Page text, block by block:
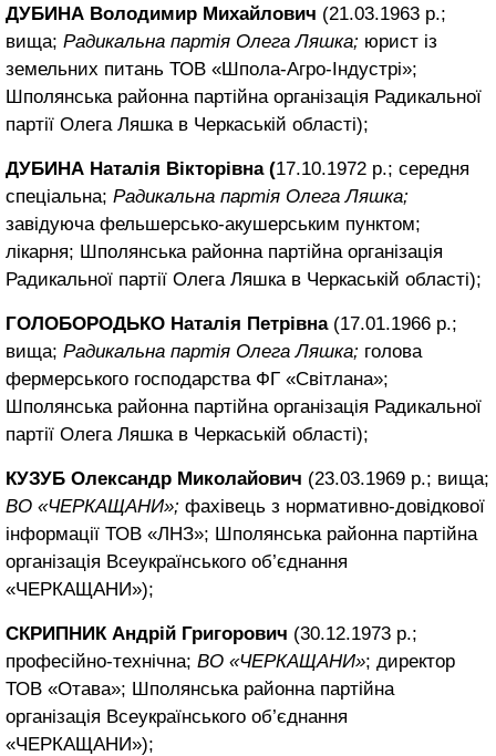
ДУБИНА Володимир Михайлович (21.03.1963 р.;
вища; Радикальна партія Олега Ляшка; юрист із
земельних питань ТОВ «Шпола-Агро-Індустрі»;
Шполянська районна партійна організація Радикальної
партії Олега Ляшка в Черкаській області);
ДУБИНА Наталія Вікторівна (17.10.1972 р.; середня
спеціальна; Радикальна партія Олега Ляшка;
завідуюча фельшерсько-акушерським пунктом;
лікарня; Шполянська районна партійна організація
Радикальної партії Олега Ляшка в Черкаській області);
ГОЛОБОРОДЬКО Наталія Петрівна(17.01.1966 р.;
вища; Радикальна партія Олега Ляшка; голова
фермерського господарства ФГ «Світлана»;
Шполянська районна партійна організація Радикальної
партії Олега Ляшка в Черкаській області);
КУЗУБ Олександр Миколайович (23.03.1969 р.; вища;
ВО «ЧЕРКАЩАНИ»; фахівець з нормативно-довідкової
інформації ТОВ «ЛНЗ»; Шполянська районна партійна
організація Всеукраїнського об’єднання
«ЧЕРКАЩАНИ»);
СКРИПНИК Андрій Григорович (30.12.1973 р.;
професійно-технічна; ВО «ЧЕРКАЩАНИ»; директор
ТОВ «Отава»; Шполянська районна партійна
організація Всеукраїнського об’єднання
«ЧЕРКАЩАНИ»);